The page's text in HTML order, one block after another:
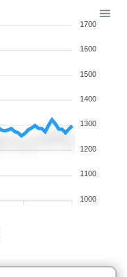
1700
1600
1500
1400
1300
1200
1100
1000